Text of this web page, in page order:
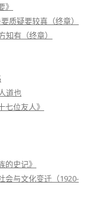
质疑要较真（终章）
知有（终章）
道也
七位友人》
的史记》
会与文化变迁（1920-